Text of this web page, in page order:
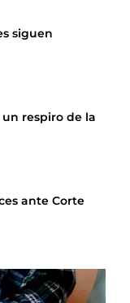
siguen
respiro de la
ante Corte